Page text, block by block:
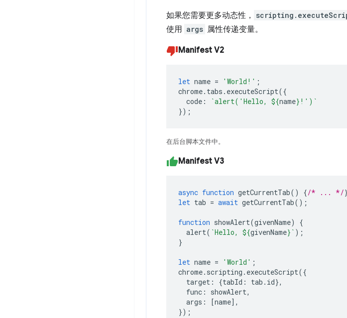
如果您需要更多动态性，
使用 args 属性传递变量。
Manifest V2
let name = 'World!' ;
chrome. tabs . executeScript({
code : `alert('Hello, ${name} !')`
});
在后台脚本文件中。
Manifest V3
async function getCurrentTab() {/* ... */}
let tab = await getCurrentTab();
function showAlert(givenName)
{
alert( `Hello, ${givenName} ` );
}
let name = 'World' ;
chrome. scripting . executeScript({
target : {tabId : tab . id},
func : showAlert,
args : [name],
});